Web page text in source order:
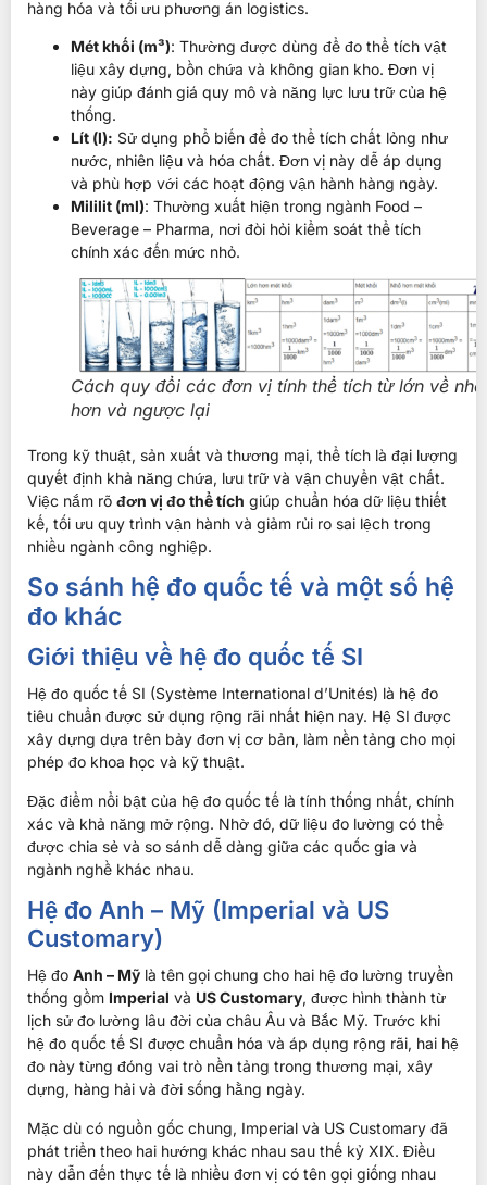
hàng hóa và tối ưu phương án logistics.
Mét khối (m³): Thường được dùng để đo thể tích vật
liệu xây dựng, bồn chứa và không gian kho. Đơn vị
này giúp đánh giá quy mô và năng lực lưu trữ của hệ
thống.
Lít (l): Sử dụng phổ biến để đo thể tích chất lỏng như
nước, nhiên liệu và hóa chất. Đơn vị này dễ áp dụng
và phù hợp với các hoạt động vận hành hàng ngày.
Mililit (ml): Thường xuất hiện trong ngành Food –
Beverage – Pharma, nơi đòi hỏi kiểm soát thể tích
chính xác đến mức nhỏ.
Cách quy đổi các đơn vị tính thể tích từ lớn về nhỏ
hơn và ngược lại
Trong kỹ thuật, sản xuất và thương mại, thể tích là đại lượng
quyết định khả năng chứa, lưu trữ và vận chuyển vật chất.
Việc nắm rõ đơn vị đo thể tích giúp chuẩn hóa dữ liệu thiết
kế, tối ưu quy trình vận hành và giảm rủi ro sai lệch trong
nhiều ngành công nghiệp.
So sánh hệ đo quốc tế và một số hệ
đo khác
Giới thiệu về hệ đo quốc tế SI
Hệ đo quốc tế SI (Système International d’Unités) là hệ đo
tiêu chuẩn được sử dụng rộng rãi nhất hiện nay. Hệ SI được
xây dựng dựa trên bảy đơn vị cơ bản, làm nền tảng cho mọi
phép đo khoa học và kỹ thuật.
Đặc điểm nổi bật của hệ đo quốc tế là tính thống nhất, chính
xác và khả năng mở rộng. Nhờ đó, dữ liệu đo lường có thể
được chia sẻ và so sánh dễ dàng giữa các quốc gia và
ngành nghề khác nhau.
Hệ đo Anh – Mỹ (Imperial và US
Customary)
Hệ đo Anh – Mỹ là tên gọi chung cho hai hệ đo lường truyền
thống gồm Imperial và US Customary, được hình thành từ
lịch sử đo lường lâu đời của châu Âu và Bắc Mỹ. Trước khi
hệ đo quốc tế SI được chuẩn hóa và áp dụng rộng rãi, hai hệ
đo này từng đóng vai trò nền tảng trong thương mại, xây
dựng, hàng hải và đời sống hằng ngày.
Mặc dù có nguồn gốc chung, Imperial và US Customary đã
phát triển theo hai hướng khác nhau sau thế kỷ XIX. Điều
này dẫn đến thực tế là nhiều đơn vị có tên gọi giống nhau